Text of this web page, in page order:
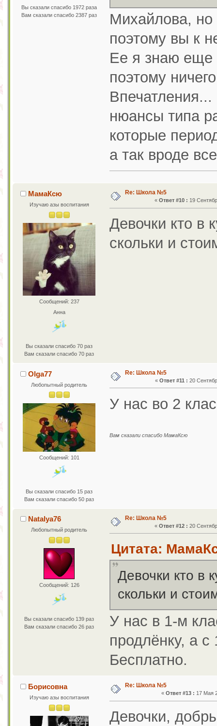
Вы сказали спасибо 1972 раза
Вам сказали спасибо 2387 раз
Михайлова, но
поэтому вы к
Ее я знаю еще
поэтому
Впечатления...
нюансы типа
которые
а так вроде
МамаКсю
Изучаю азы воспитания
Сообщений: 237
Анна
Вы сказали спасибо 70 раз
Вам сказали спасибо 70 раз
Re: Школа №5
«Ответ #10 : 19
Девочки кто в
скольки и
Olga77
Любопытный родитель
Сообщений: 101
Вы сказали спасибо 15 раз
Вам сказали спасибо 50 раз
Re: Школа №5
« Ответ #11 : 20
У нас во 2
Вам сказали спасибо МамаКсю
Natalya76
Любопытный родитель
Сообщений: 126
Вы сказали спасибо 139 раз
Вам сказали спасибо 26 раз
Re: Школа №5
«Ответ #12 : 20
Цитата:
Девочки кто в
скольки и
У нас в 1-м
продлёнку, а с
Бесплатно.
Борисовна
Изучаю азы воспитания
Re: Школа №5
«Ответ #13 : 17 Мая
Девочки,